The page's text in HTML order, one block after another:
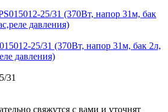
25/31 (370Вт, напор 31м, бак 2л,
давления)
31
свяжутся с вами и уточнят